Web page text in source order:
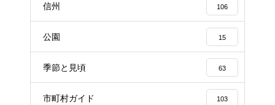
信州 106
公園 15
季節と見頃 63
市町村ガイド 103